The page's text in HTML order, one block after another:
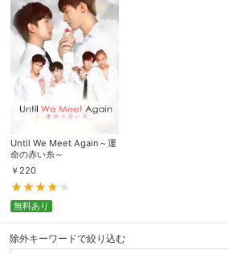
Until We Meet Again～運
命の赤い糸～
￥ 220
無料あり
除外キーワードで絞り込む